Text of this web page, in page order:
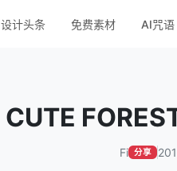
设计头条 免费素材 AI咒语
CUTE
Fi 分享